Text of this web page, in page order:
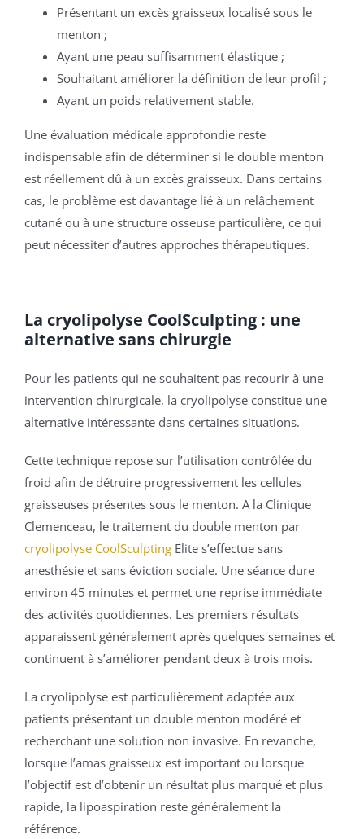
Présentant un excès graisseux localisé sous le
menton ;
Ayant une peau suffisamment élastique ;
Souhaitant améliorer la définition de leur profil ;
Ayant un poids relativement stable.
Une évaluation médicale approfondie reste
indispensable afin de déterminer si le double menton
est réellement dû à un excès graisseux. Dans certains
cas, le problème est davantage lié à un relâchement
cutané ou à une structure osseuse particulière, ce qui
peut nécessiter d’autres approches thérapeutiques.
La cryolipolyse CoolSculpting : une
alternative sans chirurgie
Pour les patients qui ne souhaitent pas recourir à une
intervention chirurgicale, la cryolipolyse constitue une
alternative intéressante dans certaines situations.
Cette technique repose sur l’utilisation contrôlée du
froid afin de détruire progressivement les cellules
graisseuses présentes sous le menton. A la Clinique
Clemenceau, le traitement du double menton par
cryolipolyse CoolSculpting Elite s’effectue sans
anesthésie et sans éviction sociale. Une séance dure
environ 45 minutes et permet une reprise immédiate
des activités quotidiennes. Les premiers résultats
apparaissent généralement après quelques semaines et
continuent à s’améliorer pendant deux à trois mois.
La cryolipolyse est particulièrement adaptée aux
patients présentant un double menton modéré et
recherchant une solution non invasive. En revanche,
lorsque l’amas graisseux est important ou lorsque
l’objectif est d’obtenir un résultat plus marqué et plus
rapide, la lipoaspiration reste généralement la
référence.